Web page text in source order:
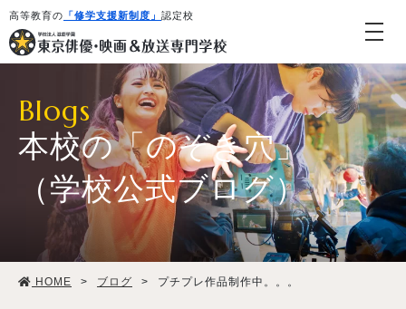
高等教育の 「修学支援新制度」 認定校
学校紹介・教育システム
Blogs
本校の「のぞき穴」
（学校公式ブログ）
HOME > ブログ > プチプレ作品制作中。。。